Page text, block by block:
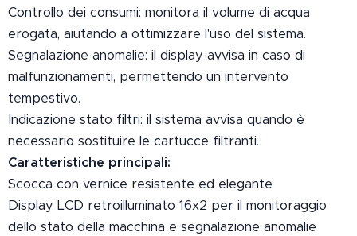
Controllo dei consumi: monitora il volume di acqua
erogata, aiutando a ottimizzare l'uso del sistema.
Segnalazione anomalie: il display avvisa in caso di
malfunzionamenti, permettendo un intervento
tempestivo.
Indicazione stato filtri: il sistema avvisa quando è
necessario sostituire le cartucce filtranti.
Caratteristiche principali:
Scocca con vernice resistente ed elegante
Display LCD retroilluminato 16x2 per il monitoraggio
dello stato della macchina e segnalazione anomalie